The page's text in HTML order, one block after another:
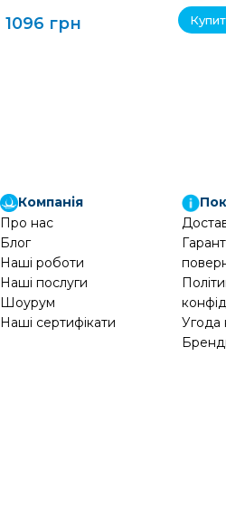
1096 грн
Компанія
Про нас
Блог
Наші роботи
Наші послуги
Шоурум
Наші сертифікати
Угода